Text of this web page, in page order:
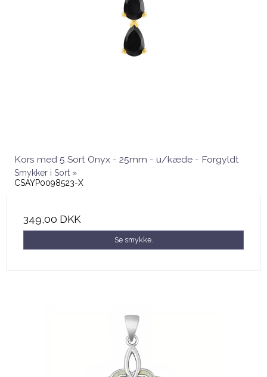
Kors med 5 Sort Onyx - 25mm - u/kæde - Forgyldt
Smykker i Sort »
CSAYP0098523-X
349,00 DKK
Se smykke.